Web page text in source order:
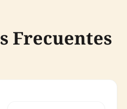
Frecuentes